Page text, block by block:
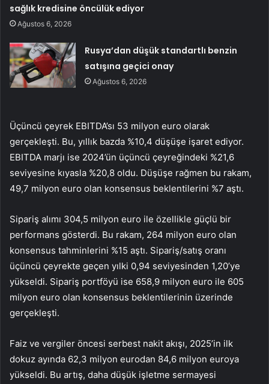
sağlık kredisine öncülük ediyor
Ağustos 6, 2026
Rusya’dan düşük standartlı benzin
satışına geçici onay
Ağustos 6, 2026
Üçüncü çeyrek EBITDA’sı 53 milyon euro olarak
gerçekleşti. Bu, yıllık bazda %10,4 düşüşe işaret ediyor.
EBITDA marjı ise 2024’ün üçüncü çeyreğindeki %21,6
seviyesine kıyasla %20,8 oldu. Düşüşe rağmen bu rakam,
49,7 milyon euro olan konsensus beklentilerini %7 aştı.
Sipariş alımı 304,5 milyon euro ile özellikle güçlü bir
performans gösterdi. Bu rakam, 264 milyon euro olan
konsensus tahminlerini %15 aştı. Sipariş/satış oranı
üçüncü çeyrekte geçen yılki 0,94 seviyesinden 1,20’ye
yükseldi. Sipariş portföyü ise 658,9 milyon euro ile 605
milyon euro olan konsensus beklentilerinin üzerinde
gerçekleşti.
Faiz ve vergiler öncesi serbest nakit akışı, 2025’in ilk
dokuz ayında 62,3 milyon eurodan 84,6 milyon euroya
yükseldi. Bu artış, daha düşük işletme sermayesi